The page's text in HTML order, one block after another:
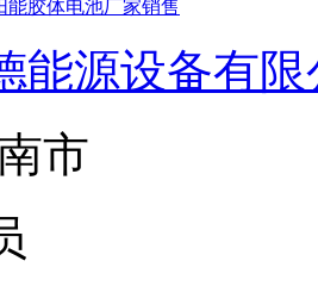
能胶体电池厂家销售
能源设备有
市